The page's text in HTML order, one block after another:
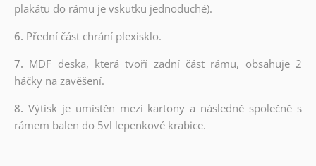
plakátu do rámu je vskutku jednoduché).
6. Přední část chrání plexisklo.
7. MDF deska, která tvoří zadní část rámu, obsahuje 2
háčky na zavěšení.
8. Výtisk je umístěn mezi kartony a následně společně s
rámem balen do 5vl lepenkové krabice.